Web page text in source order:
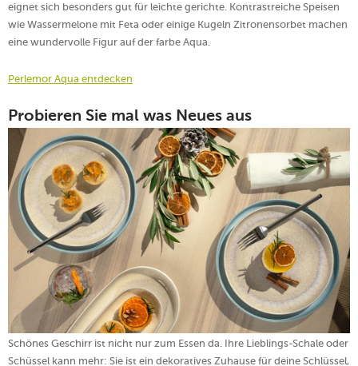
eignet sich besonders gut für leichte gerichte. Kontrastreiche Speisen
wie Wassermelone mit Feta oder einige Kugeln Zitronensorbet machen
eine wundervolle Figur auf der farbe Aqua.
Perlemor Aqua entdecken
Probieren Sie mal was Neues aus
Schönes Geschirr ist nicht nur zum Essen da. Ihre Lieblings-Schale oder
Schüssel kann mehr: Sie ist ein dekoratives Zuhause für deine Schlüssel,